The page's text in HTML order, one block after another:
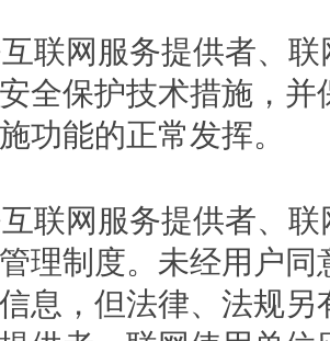
联网服务提供者、
全保护技术措施，并
功能的正常发挥。
联网服务提供者、
理制度。未经用户同
息，但法律、法规